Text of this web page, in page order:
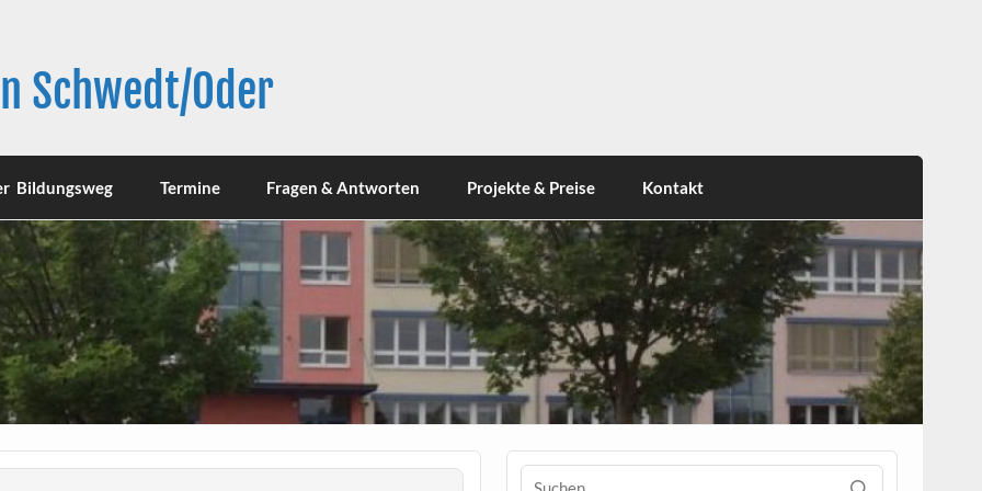
Schwedt/Oder
Bildungsweg Termine Fragen & Antworten Projekte & Preise Kontakt